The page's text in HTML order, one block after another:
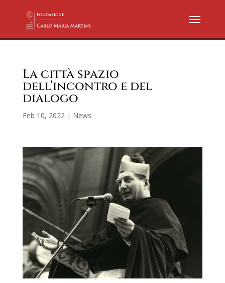
La città spazio
dell’incontro e del
dialogo
Feb 10, 2022| News